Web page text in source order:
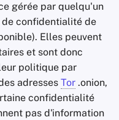
gérée par quelqu'un
confidentialité de
Elles peuvent
et sont donc
politique par
adresses Tor .onion,
confidentialité
pas d'information